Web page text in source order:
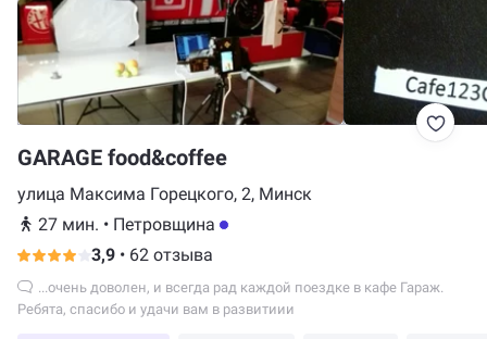
GARAGE food&coffee
улица Максима Горецкого, 2, Минск
27 мин. • Петровщина
3,9 • 62 отзыва
Ребята, спасибо и удачи вам в развитиии